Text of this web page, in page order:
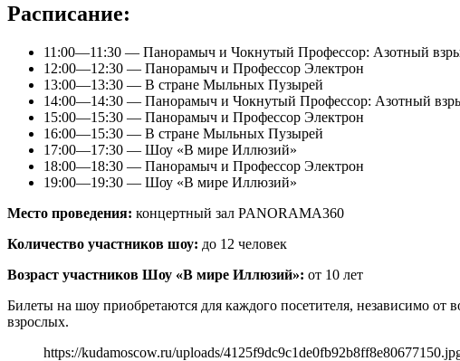
Расписание:
11:00—11:30 — Панорамыч и Чокнутый Профессор: Азотный
12:00—12:30 — Панорамыч и Профессор Электрон
13:00—13:30 — В стране Мыльных Пузырей
14:00—14:30 — Панорамыч и Чокнутый Профессор: Азотный
15:00—15:30 — Панорамыч и Профессор Электрон
16:00—15:30 — В стране Мыльных Пузырей
17:00—17:30 — Шоу «В мире Иллюзий»
18:00—18:30 — Панорамыч и Профессор Электрон
19:00—19:30 — Шоу «В мире Иллюзий»
Место проведения: концертный зал PANORAMA360
Количество участников шоу: до 12 человек
Возраст участников Шоу «В мире Иллюзий»: от 10 лет
Билеты на шоу приобретаются для каждого посетителя, независимо от
взрослых.
https://kudamoscow.ru/uploads/